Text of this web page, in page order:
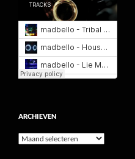
ARCHIEVEN
Archieven